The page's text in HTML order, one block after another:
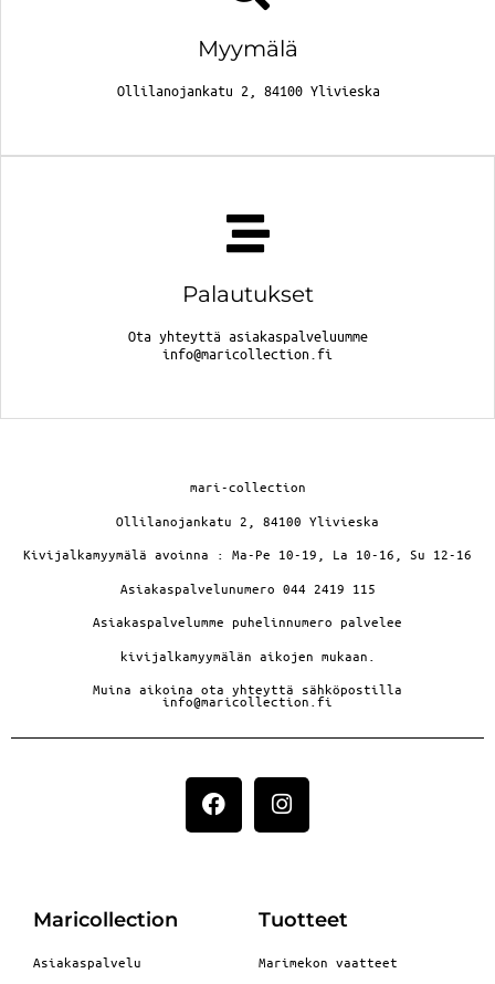
Myymälä
Ollilanojankatu 2, 84100 Ylivieska
Palautukset
Ota yhteyttä asiakaspalveluumme
info@maricollection.fi
mari-collection
Ollilanojankatu 2, 84100 Ylivieska
Kivijalkamyymälä avoinna : Ma-Pe 10-19, La 10-16, Su 12-16
Asiakaspalvelunumero 044 2419 115
Asiakaspalvelumme puhelinnumero palvelee
kivijalkamyymälän aikojen mukaan.
Muina aikoina ota yhteyttä sähköpostilla
info@maricollection.fi
Maricollection
Asiakaspalvelu
Tuotteet
Marimekon vaatteet